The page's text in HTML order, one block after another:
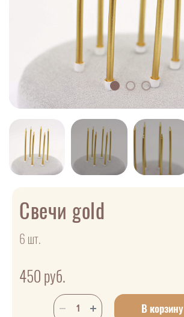
Свечи gold
6 шт.
450 руб.
В корзину